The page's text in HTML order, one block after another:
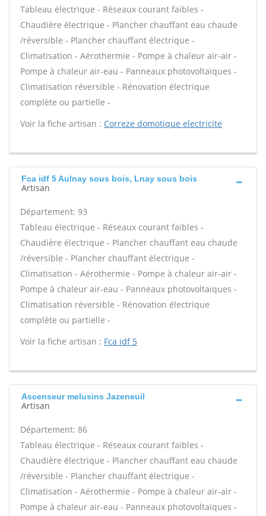
Tableau électrique - Réseaux courant faibles -
Chaudière électrique - Plancher chauffant eau chaude
/réversible - Plancher chauffant électrique -
Climatisation - Aérothermie - Pompe à chaleur air-air -
Pompe à chaleur air-eau - Panneaux photovoltaïques -
Climatisation réversible - Rénovation électrique
complète ou partielle -
Voir la fiche artisan : Correze domotique electricite
Fca idf 5 Aulnay sous bois, Lnay sous bois
Artisan
Département: 93
Tableau électrique - Réseaux courant faibles -
Chaudière électrique - Plancher chauffant eau chaude
/réversible - Plancher chauffant électrique -
Climatisation - Aérothermie - Pompe à chaleur air-air -
Pompe à chaleur air-eau - Panneaux photovoltaïques -
Climatisation réversible - Rénovation électrique
complète ou partielle -
Voir la fiche artisan : Fca idf 5
Ascenseur melusins Jazeneuil
Artisan
Département: 86
Tableau électrique - Réseaux courant faibles -
Chaudière électrique - Plancher chauffant eau chaude
/réversible - Plancher chauffant électrique -
Climatisation - Aérothermie - Pompe à chaleur air-air -
Pompe à chaleur air-eau - Panneaux photovoltaïques -